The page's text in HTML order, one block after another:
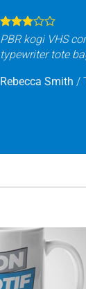
PBR kogi VHS
typewriter tote
Rebecca Smith /